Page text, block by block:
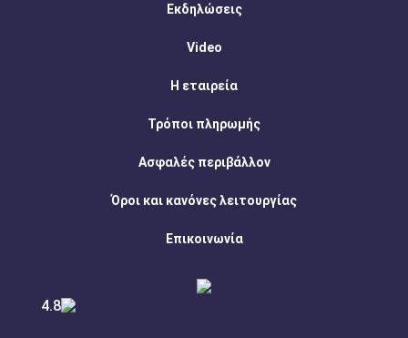
4.8
Εκδηλώσεις
Video
Η εταιρεία
Τρόποι πληρωμής
Ασφαλές περιβάλλον
Όροι και κανόνες λειτουργίας
Επικοινωνία